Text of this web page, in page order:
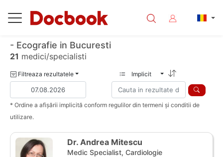
- Ecografie in Bucuresti
21 medici/specialisti
Filtreaza rezultatele Implicit
* Ordine a afișării implicită conform regulilor din termeni și conditii de
utilizare.
Dr. Andrea Mitescu
Medic Specialist, Cardiologie